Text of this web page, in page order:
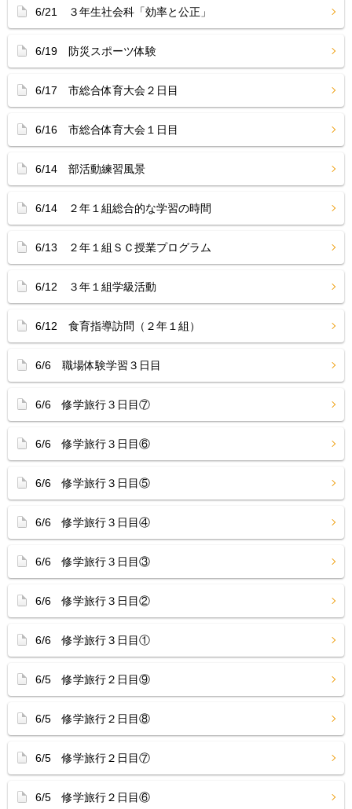
6/21 ３年生社会科「効率と公正」
6/19 防災スポーツ体験
6/17 市総合体育大会２日目
6/16 市総合体育大会１日目
6/14 部活動練習風景
6/14 ２年１組総合的な学習の時間
6/13 ２年１組ＳＣ授業プログラム
6/12 ３年１組学級活動
6/12 食育指導訪問（２年１組）
6/6 職場体験学習３日目
6/6 修学旅行３日目⑦
6/6 修学旅行３日目⑥
6/6 修学旅行３日目⑤
6/6 修学旅行３日目④
6/6 修学旅行３日目③
6/6 修学旅行３日目②
6/6 修学旅行３日目①
6/5 修学旅行２日目⑨
6/5 修学旅行２日目⑧
6/5 修学旅行２日目⑦
6/5 修学旅行２日目⑥